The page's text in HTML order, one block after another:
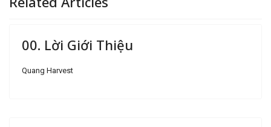
00. Lời Giới Thiệu
Quang Harvest